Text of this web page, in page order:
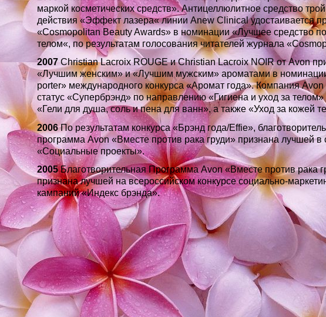
маркой косметических средств». Антицеллюлитное средство
действия «Эффект лазера« линии Anew Clinical удостаивается
«Cosmopolitan Beauty Awards» в номинации «Лучшее средство по
телом«, по результатам голосования читателей журнала
2007Christian Lacroix ROUGE и Christian Lacroix NOIR от Avon
«Лучшим женским» и «Лучшим мужским» ароматами в
porter» международного конкурса «Аромат года». Компания Avon
статус «Супербрэнд» по направлению «Гигиена и уход за телом»
«Гели для душа, соль и пена для ванн», а также «Уход за кожей
2006По результатам конкурса «Брэнд года/Effie»,
программа Avon «Вместе против рака груди»признана лучшей в
«Социальные проекты».
2005Благотворительная Программа Avon «Вместе против рака
признана лучшей на всероссийском конкурсе социально-
кампаний «Индекс брэнда».